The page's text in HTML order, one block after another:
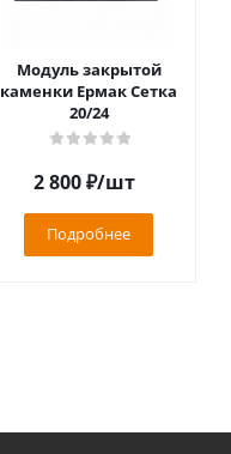
Модуль закрытой
каменки Ермак Сетка
20/24
2 800₽/шт
Подробнее